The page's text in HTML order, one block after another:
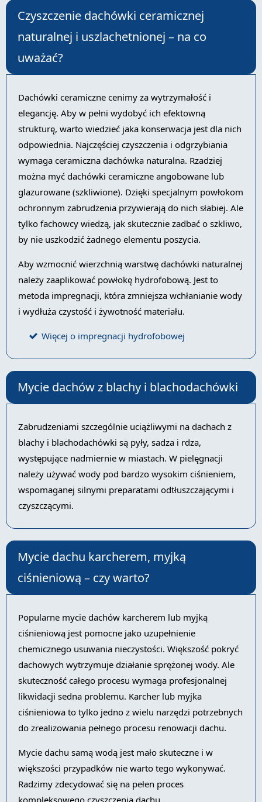
Czyszczenie dachówki ceramicznej
naturalnej i uszlachetnionej – na co
uważać?
Dachówki ceramiczne cenimy za wytrzymałość i
elegancję. Aby w pełni wydobyć ich efektowną
strukturę, warto wiedzieć jaka konserwacja jest dla nich
odpowiednia. Najczęściej czyszczenia i odgrzybiania
wymaga ceramiczna dachówka naturalna. Rzadziej
można myć dachówki ceramiczne angobowane lub
glazurowane (szkliwione). Dzięki specjalnym powłokom
ochronnym zabrudzenia przywierają do nich słabiej. Ale
tylko fachowcy wiedzą, jak skutecznie zadbać o szkliwo,
by nie uszkodzić żadnego elementu poszycia.
Aby wzmocnić wierzchnią warstwę dachówki naturalnej
należy zaaplikować powłokę hydrofobową. Jest to
metoda impregnacji, która zmniejsza wchłanianie wody
i wydłuża czystość i żywotność materiału.
Więcej o impregnacji hydrofobowej
Mycie dachów z blachy i blachodachówki
Zabrudzeniami szczególnie uciążliwymi na dachach z
blachy i blachodachówki są pyły, sadza i rdza,
występujące nadmiernie w miastach. W pielęgnacji
należy używać wody pod bardzo wysokim ciśnieniem,
wspomaganej silnymi preparatami odtłuszczającymi i
czyszczącymi.
Mycie dachu karcherem, myjką
ciśnieniową – czy warto?
Popularne mycie dachów karcherem lub myjką
ciśnieniową jest pomocne jako uzupełnienie
chemicznego usuwania nieczystości. Większość pokryć
dachowych wytrzymuje działanie sprężonej wody. Ale
skuteczność całego procesu wymaga profesjonalnej
likwidacji sedna problemu. Karcher lub myjka
ciśnieniowa to tylko jedno z wielu narzędzi potrzebnych
do zrealizowania pełnego procesu renowacji dachu.
Mycie dachu samą wodą jest mało skuteczne i w
większości przypadków nie warto tego wykonywać.
Radzimy zdecydować się na pełen proces